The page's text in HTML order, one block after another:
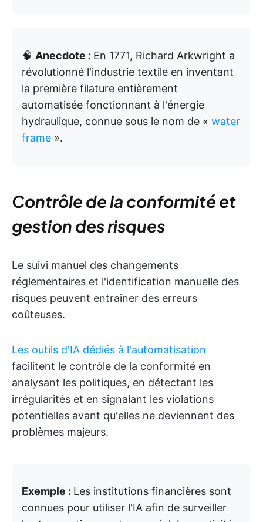
🧠 Anecdote : En 1771, Richard Arkwright a
révolutionné l'industrie textile en inventant
la première filature entièrement
automatisée fonctionnant à l'énergie
hydraulique, connue sous le nom de « water
frame ».
Contrôle de la conformité et
gestion des risques
Le suivi manuel des changements
réglementaires et l'identification manuelle des
risques peuvent entraîner des erreurs
coûteuses.
Les outils d'IA dédiés à l'automatisation
facilitent le contrôle de la conformité en
analysant les politiques, en détectant les
irrégularités et en signalant les violations
potentielles avant qu'elles ne deviennent des
problèmes majeurs.
Exemple : Les institutions financières sont
connues pour utiliser l'IA afin de surveiller